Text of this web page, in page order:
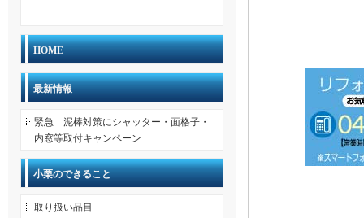
HOME
最新情報
緊急 泥棒対策にシャッター・面格子・
内窓等取付キャンペーン
小栗のできること
取り扱い品目